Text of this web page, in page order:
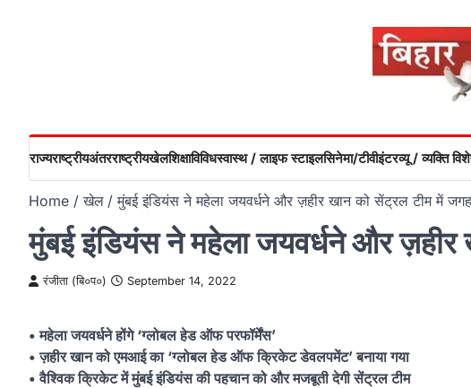
राज्यराष्ट्रीयअंतरराष्ट्रीयखेलशिक्षाविविधस्वास्थ / लाइफ स्टाइलसिनेमा/टीवीइंटरव्यू / व्यक्ति
Home खेल मुंबई इंडियंस ने महेला जयवर्धने और ज़हीर खान को सेंट्रल टीम में
मुंबई इंडियंस ने महेला जयवर्धने और
रंजीता (बि०प०) September 14, 2022
• महेला जयवर्धने होंगे ‘ग्लोबल हेड ऑफ परफॉर्मेंस’
• ज़हीर खान को एमआई का ‘ग्लोबल हेड ऑफ क्रिकेट डेवलपमेंट’ बनाया गया
• वैश्विक क्रिकेट में मुंबई इंडियंस की पहचान को और मजबूती देगी सेंट्रल टीम